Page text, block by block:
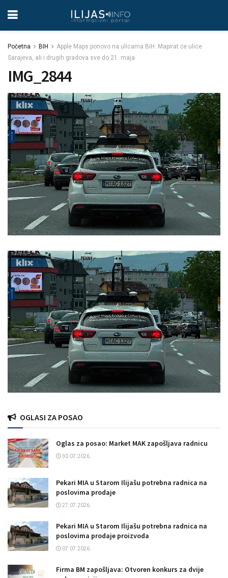
Početna BIH
Apple Maps ponovo na ulicama BiH: Mapirat će ulice
Sarajeva, ali i drugih gradova sve do 21. maja
IMG_2844
OGLASI ZA POSAO
Oglas za posao: Market MAK zapošljava radnicu
30.07.2026.
Pekari MIA u Starom Ilijašu potrebna radnica na
poslovima prodaje
27.07.2026.
Pekari MIA u Starom Ilijašu potrebna radnica na
poslovima prodaje proizvoda
07.07.2026.
Firma BM zapošljava: Otvoren konkurs za dvije